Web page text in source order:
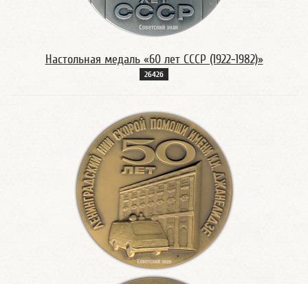
Настольная медаль «60 лет СССР (1922-1982)»
2642б